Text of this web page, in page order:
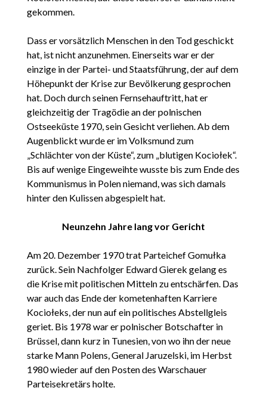
gekommen.
Dass er vorsätzlich Menschen in den Tod geschickt
hat, ist nicht anzunehmen. Einerseits war er der
einzige in der Partei- und Staatsführung, der auf dem
Höhepunkt der Krise zur Bevölkerung gesprochen
hat. Doch durch seinen Fernsehauftritt, hat er
gleichzeitig der Tragödie an der polnischen
Ostseeküste 1970, sein Gesicht verliehen. Ab dem
Augenblickt wurde er im Volksmund zum
„Schlächter von der Küste“, zum „blutigen Kociołek“.
Bis auf wenige Eingeweihte wusste bis zum Ende des
Kommunismus in Polen niemand, was sich damals
hinter den Kulissen abgespielt hat.
Neunzehn Jahre lang vor Gericht
Am 20. Dezember 1970 trat Parteichef Gomułka
zurück. Sein Nachfolger Edward Gierek gelang es
die Krise mit politischen Mitteln zu entschärfen. Das
war auch das Ende der kometenhaften Karriere
Kociołeks, der nun auf ein politisches Abstellgleis
geriet. Bis 1978 war er polnischer Botschafter in
Brüssel, dann kurz in Tunesien, von wo ihn der neue
starke Mann Polens, General Jaruzelski, im Herbst
1980 wieder auf den Posten des Warschauer
Parteisekretärs holte.